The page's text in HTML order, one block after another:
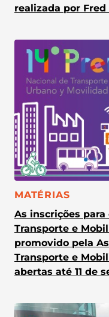
realizada por Fred
CATEGORIA:
MATÉRIAS
As inscrições para
Transporte e
promovido pela
Transporte e
abertas até 11 de